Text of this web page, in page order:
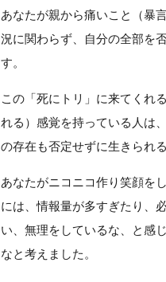
あなたが親から痛いこと（暴
況に関わらず、自分の全部を
す。
この「死にトリ」に来てくれ
れる）感覚を持っている人は
の存在も否定せずに生きられ
あなたがニコニコ作り笑顔を
には、情報量が多すぎたり、
い、無理をしているな、と感
なと考えました。